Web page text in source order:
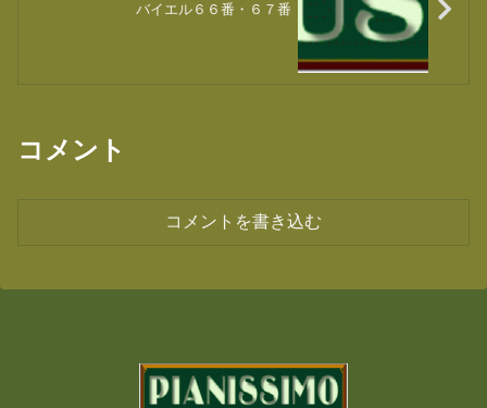
バイエル６６番・６７番
コメント
コメントを書き込む